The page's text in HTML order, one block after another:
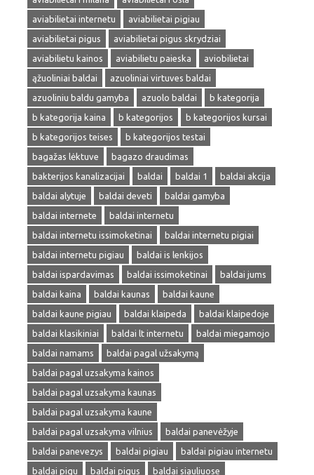
aviabilietai internetu
aviabilietai pigiau
aviabilietai pigus
aviabilietai pigus skrydziai
aviabilietu kainos
aviabilietu paieska
aviobilietai
ąžuoliniai baldai
azuoliniai virtuves baldai
azuoliniu baldu gamyba
azuolo baldai
b kategorija
b kategorija kaina
b kategorijos
b kategorijos kursai
b kategorijos teises
b kategorijos testai
bagažas lėktuve
bagazo draudimas
bakterijos kanalizacijai
baldai baldai 1
baldai akcija
baldai alytuje
baldai deveti
baldai gamyba
baldai internete
baldai internetu
baldai internetu issimoketinai
baldai internetu pigiai
baldai internetu pigiau
baldai is lenkijos
baldai ispardavimas
baldai issimoketinai
baldai jums
baldai kaina
baldai kaunas
baldai kaune
baldai kaune pigiau
baldai klaipeda
baldai klaipedoje
baldai klasikiniai
baldai lt internetu
baldai miegamojo
baldai namams
baldai pagal užsakymą
baldai pagal uzsakyma kainos
baldai pagal uzsakyma kaunas
baldai pagal uzsakyma kaune
baldai pagal uzsakyma vilnius
baldai panevėžyje
baldai panevezys
baldai pigiau
baldai pigiau internetu
baldai pigu
baldai pigus baldai siauliuose